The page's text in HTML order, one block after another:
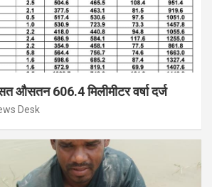
औसतन 606.4 मिलीमीटर वर्षा दर्ज
Desk